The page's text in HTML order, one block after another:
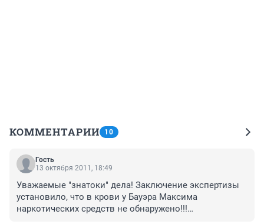
КОММЕНТАРИИ 10
Гость
13 октября 2011, 18:49
Уважаемые "знатоки" дела! Заключение экспертизы
установило, что в крови у Бауэра Максима
наркотических средств не обнаружено!!!